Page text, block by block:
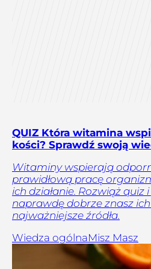
QUIZ Która witamina
kości? Sprawdź swoją
Witaminy wspierają
prawidłową pracę
ich działanie. Rozwiąż quiz
naprawdę dobrze znasz
najważniejsze źródła.
Wiedza ogólnaMisz Masz